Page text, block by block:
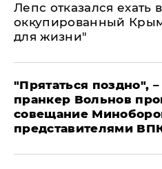
Лепс отказался ехать в
оккупированный
для жизни"
"Прятаться поздно",
пранкер Вольнов
совещание
представителями